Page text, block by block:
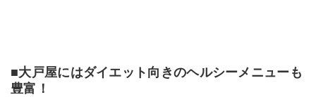
■大戸屋にはダイエット向きのヘルシーメニューも
豊富！